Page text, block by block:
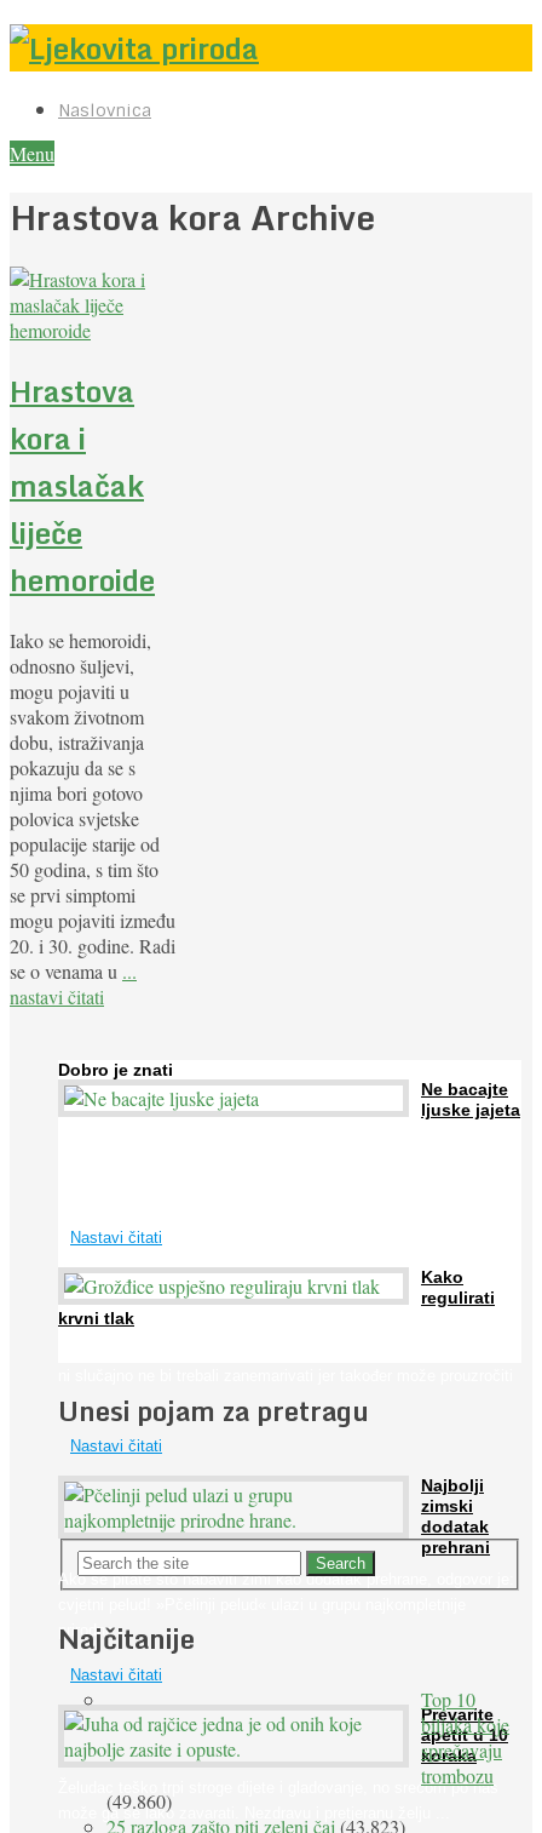
Naslovnica
Menu
Hrastova kora Archive
Hrastova
kora i
maslačak
liječe
hemoroide
Iako se hemoroidi,
odnosno šuljevi,
mogu pojaviti u
svakom životnom
dobu, istraživanja
pokazuju da se s
njima bori gotovo
polovica svjetske
populacije starije od
50 godina, s tim što
se prvi simptomi
mogu pojaviti između
20. i 30. godine. Radi
se o venama u ...
nastavi čitati
Dobro je znati
Ne bacajte
ljuske jajeta
Nastavi čitati
Kako
regulirati
krvni tlak
...
Nastavi čitati
Najbolji
zimski
dodatak
prehrani
Ako se pitate što nabaviti zimi kao dodatak prehrane, odgovor je:
prirodne ...
Nastavi čitati
Prevarite
apetit u 10
koraka
Želudac teško trpi stroge dijete i gladovanje, no srećom po nas
može ga se lako zavarati. Nezdravu i pretjeranu želju ...
Unesi pojam za pretragu
Najčitanije
Top 10
biljaka koje
sprečavaju
trombozu
(49.860)
25 razloga zašto piti zeleni čaj(43.823)